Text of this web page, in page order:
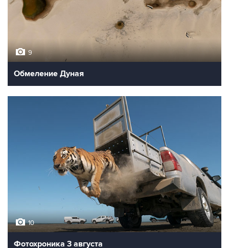
9
Обмеление Дуная
10
Фотохроника 3 августа